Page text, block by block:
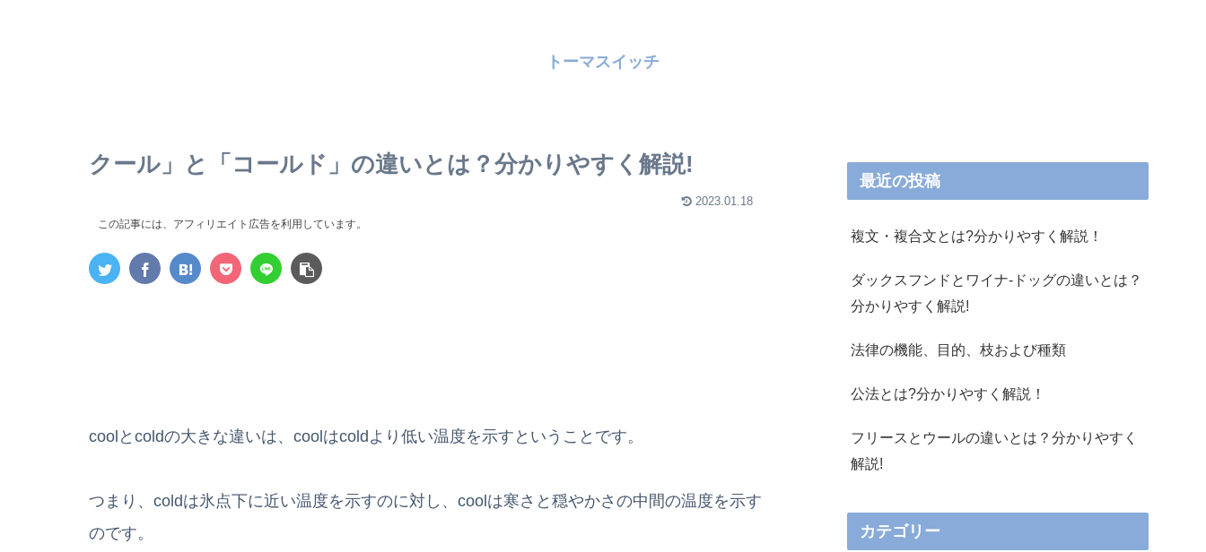
トーマスイッチ
クール」と「コールド」の違いとは？分かりやすく解説!
2023.01.18
この記事には、アフィリエイト広告を利用しています。
coolとcoldの大きな違いは、coolはcoldより低い温度を示すということです。
つまり、coldは氷点下に近い温度を示すのに対し、coolは寒さと穏やかさの中間の温度を示す
のです。
最近の投稿
複文・複合文とは?分かりやすく解説！
ダックスフンドとワイナ-ドッグの違いとは？
分かりやすく解説!
法律の機能、目的、枝および種類
公法とは?分かりやすく解説！
フリースとウールの違いとは？分かりやすく
解説!
カテゴリー